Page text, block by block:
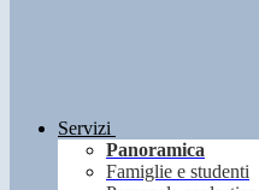
Servizi
Panoramica
Famiglie e studenti